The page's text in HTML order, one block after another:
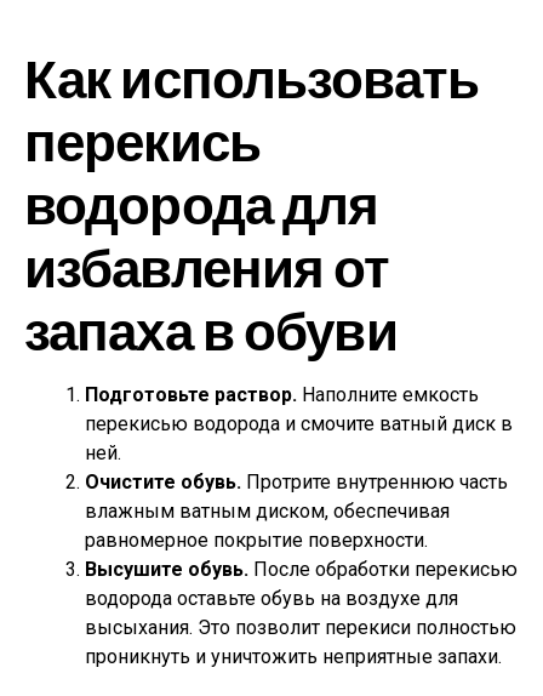
Как использовать
перекись
водорода для
избавления от
запаха в обуви
Подготовьте раствор. Наполните емкость
перекисью водорода и смочите ватный диск в
ней.
Очистите обувь. Протрите внутреннюю часть
влажным ватным диском, обеспечивая
равномерное покрытие поверхности.
Высушите обувь. После обработки перекисью
водорода оставьте обувь на воздухе для
высыхания. Это позволит перекиси полностью
проникнуть и уничтожить неприятные запахи.